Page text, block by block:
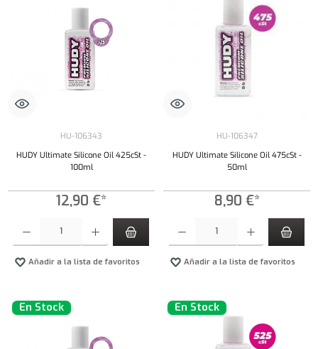
HU-106343
HUDY Ultimate Silicone Oil 425cSt -
100ml
12,90 €*
Añadir a la lista de favoritos
HU-106347
HUDY Ultimate Silicone Oil 475cSt -
50ml
8,90 €*
Añadir a la lista de favoritos
En Stock En Stock